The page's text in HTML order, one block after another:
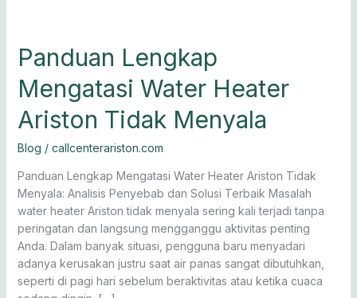
Panduan Lengkap
Mengatasi Water Heater
Ariston Tidak Menyala
Blog / callcenterariston.com
Panduan Lengkap Mengatasi Water Heater Ariston Tidak
Menyala: Analisis Penyebab dan Solusi Terbaik Masalah
water heater Ariston tidak menyala sering kali terjadi tanpa
peringatan dan langsung mengganggu aktivitas penting
Anda. Dalam banyak situasi, pengguna baru menyadari
adanya kerusakan justru saat air panas sangat dibutuhkan,
seperti di pagi hari sebelum beraktivitas atau ketika cuaca
Panduan
Lengkap
Mengatasi
Heater
Tidak
Menyala